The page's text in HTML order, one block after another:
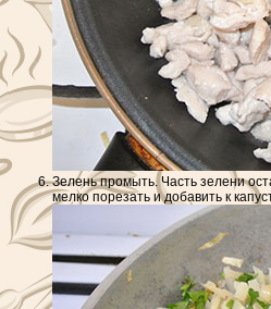
Зелень промыть. Часть зелени
мелко порезать и добавить к